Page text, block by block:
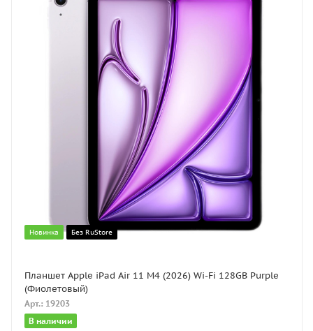
Новинка Без RuStore
Планшет Apple iPad Air 11 M4 (2026) Wi-Fi 128GB Purple
(Фиолетовый)
Арт.: 19203
В наличии